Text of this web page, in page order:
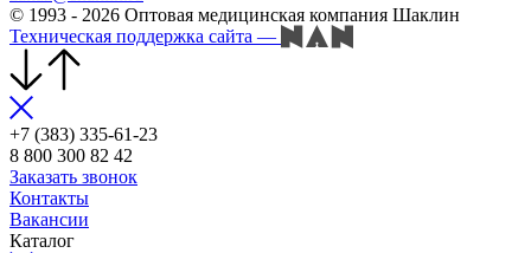
© 1993 - 2026 Оптовая медицинская компания Шаклин
Техническая поддержка сайта —
+7 (383) 335-61-23
8 800 300 82 42
Заказать звонок
Контакты
Вакансии
Каталог